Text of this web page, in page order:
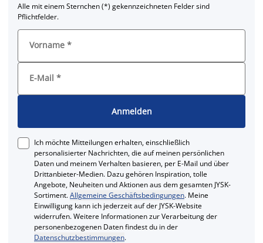
Alle mit einem Sternchen (*) gekennzeichneten Felder sind
Pflichtfelder.
Vorname *
E-Mail *
Anmelden
Ich möchte Mitteilungen erhalten, einschließlich
personalisierter Nachrichten, die auf meinen persönlichen
Daten und meinem Verhalten basieren, per E-Mail und über
Drittanbieter-Medien. Dazu gehören Inspiration, tolle
Angebote, Neuheiten und Aktionen aus dem gesamten JYSK-
Sortiment.Allgemeine Geschäftsbedingungen. Meine
Einwilligung kann ich jederzeit auf der JYSK-Website
widerrufen. Weitere Informationen zur Verarbeitung der
personenbezogenen Daten findest du in der
Datenschutzbestimmungen.